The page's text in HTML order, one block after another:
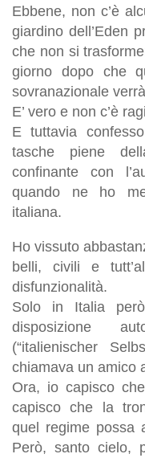
Ebbene, non c’è
giardino dell’Eden
che non si
giorno dopo che
sovranazionale
E’ vero e non c’è
E tuttavia
tasche piene
confinante con
quando ne ho
italiana.
Ho vissuto
belli, civili e
disfunzionalità.
Solo in Italia
disposizione
(“italienischer
chiamava un amico
Ora, io capisco
capisco che la
quel regime possa
Però, santo cielo,